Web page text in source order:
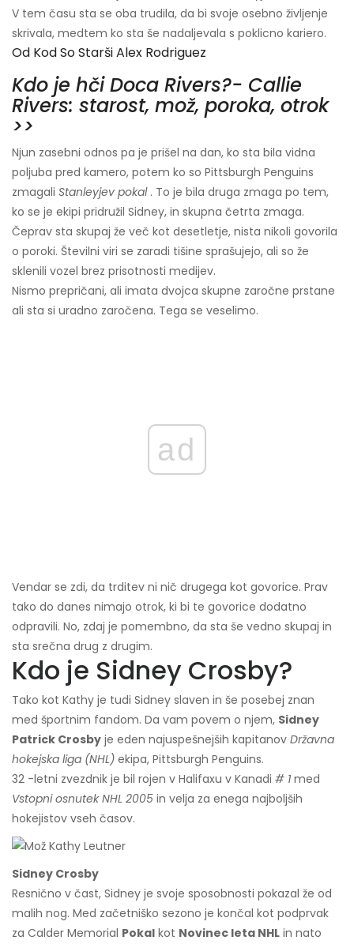
V tem času sta se oba trudila, da bi svoje osebno življenje
skrivala, medtem ko sta še nadaljevala s poklicno kariero.
Od Kod So Starši Alex Rodriguez
Kdo je hči Doca Rivers?- Callie
Rivers: starost, mož, poroka, otrok
>>
Njun zasebni odnos pa je prišel na dan, ko sta bila vidna
poljuba pred kamero, potem ko so Pittsburgh Penguins
zmagali Stanleyjev pokal. To je bila druga zmaga po tem,
ko se je ekipi pridružil Sidney, in skupna četrta zmaga.
Čeprav sta skupaj že več kot desetletje, nista nikoli govorila
o poroki. Številni viri se zaradi tišine sprašujejo, ali so že
sklenili vozel brez prisotnosti medijev.
Nismo prepričani, ali imata dvojca skupne zaročne prstane
ali sta si uradno zaročena. Tega se veselimo.
ad
Vendar se zdi, da trditev ni nič drugega kot govorice. Prav
tako do danes nimajo otrok, ki bi te govorice dodatno
odpravili. No, zdaj je pomembno, da sta še vedno skupaj in
sta srečna drug z drugim.
Kdo je Sidney Crosby?
Tako kot Kathy je tudi Sidney slaven in še posebej znan
med športnim fandom. Da vam povem o njem, Sidney
Patrick Crosby je eden najuspešnejših kapitanov Državna
hokejska liga (NHL) ekipa, Pittsburgh Penguins.
32 -letni zvezdnik je bil rojen v Halifaxu v Kanadi # 1 med
Vstopni osnutek NHL 2005 in velja za enega najboljših
hokejistov vseh časov.
Sidney Crosby
Resnično v čast, Sidney je svoje sposobnosti pokazal že od
malih nog. Med začetniško sezono je končal kot podprvak
za Calder Memorial Pokal kot Novinec leta NHL in nato